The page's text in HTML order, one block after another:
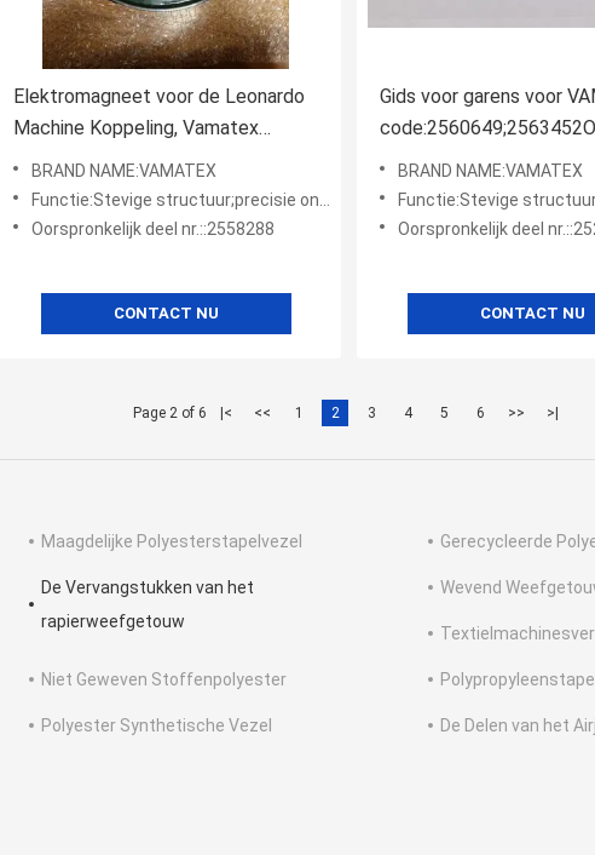
Elektromagneet voor de Leonardo
Machine Koppeling, Vamatex
Leonardo Weefgetouw Machine
Reserveonderdelen, MRO
Leverancier uit China
BRAND NAME:VAMATEX
Functie:Stevige structuur;precisie ontworpen;hoge duurzaamheid
Oorspronkelijk deel nr.::2558288
CONTACT NU
Gids voor garens voor
voor het weven van
BRAND NAME:VAMATEX
Functie:Stevige structuur;precisie
Oorspronkelijk deel
CONTACT NU
Page 2 of 6 |< << 1 2 3 4 5 6 >> >|
Maagdelijke Polyesterstapelvezel Gerecycleerde
De Vervangstukken van het
rapierweefgetouw
Wevend
Niet Geweven Stoffenpolyester
Polyester Synthetische Vezel De Delen van het